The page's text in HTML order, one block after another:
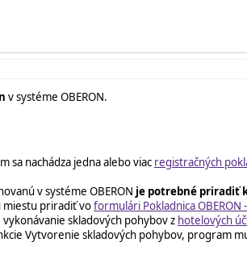
v systéme OBERON.
sa nachádza jedna alebo viac registračných
v systéme OBERON je potrebné priradiť
miestu priradiť voformulári Pokladnica OBERON
skladových pohybov z hotelových
Vytvorenie skladových pohybov,